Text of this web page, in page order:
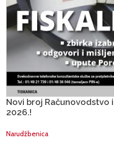
Novi broj Računovodstvo
2026.!
Narudžbenica